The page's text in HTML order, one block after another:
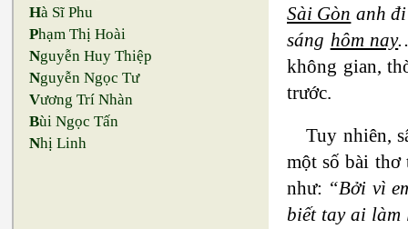
Hà Sĩ Phu
Phạm Thị Hoài
Nguyễn Huy Thiệp
Nguyễn Ngọc Tư
Vương Trí Nhàn
Bùi Ngọc Tấn
Nhị Linh
Sài Gòn anh
sáng hôm nay
không gian,
trước.
Tuy nhiên,
một số bài thơ
như: “Bởi vì
biết tay ai làm